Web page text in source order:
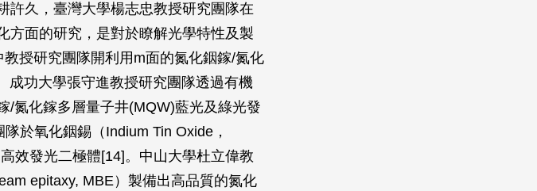
許久，臺灣大學楊志忠教授研究團隊在
方面的研究，是對於瞭解光學特性及製
授研究團隊開利用m面的氮化銦鎵/氮化
成功大學張守進教授研究團隊透過有機
/氮化鎵多層量子井(MQW)藍光及綠光發
於氧化銦錫（Indium Tin Oxide，
效發光二極體[14]。中山大學杜立偉教
epitaxy, MBE）製備出高品質的氮化